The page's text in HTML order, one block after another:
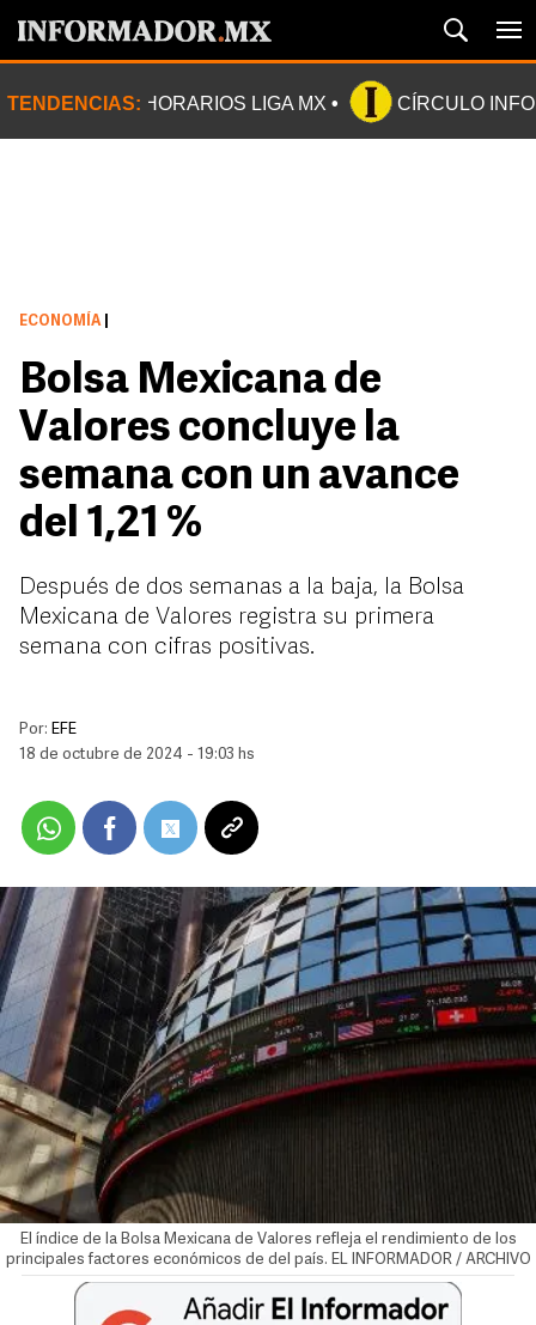
TENDENCIAS: HORARIOS LIGA MX CÍRCULO
ECONOMÍA
Bolsa Mexicana de
Valores concluye la
semana con un avance
del 1,21 %
Después de dos semanas a la baja, la Bolsa
Mexicana de Valores registra su primera
semana con cifras positivas.
Por: EFE
18 de octubre de 2024 - 19:03 hs
El índice de la Bolsa Mexicana de Valores refleja el rendimiento de los
principales factores económicos de del país. EL INFORMADOR / ARCHIVO